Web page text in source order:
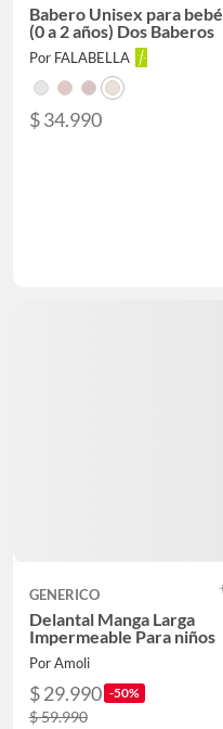
Babero Unisex para bebé
(0 a 2 años) Dos Baberos
Por FALABELLA
$ 34.990
GENERICO
Delantal Manga Larga
Impermeable Para niños
Por Amoli
$ 29.990 -50%
$ 59.990